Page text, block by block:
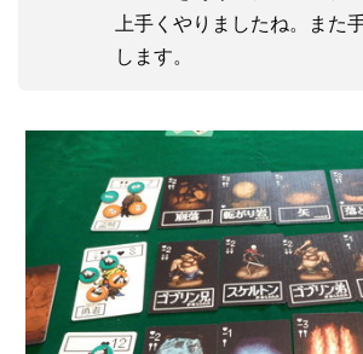
上手くやりましたね。また
します。